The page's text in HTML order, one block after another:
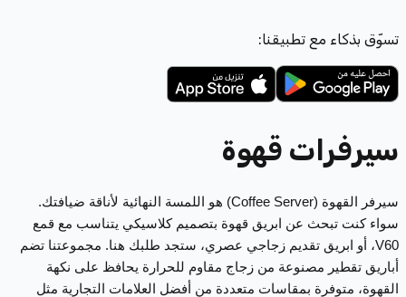
تسوّق بذكاء مع تطبيقنا:
سيرفرات قهوة
سيرفر القهوة (Coffee Server) هو اللمسة النهائية لأناقة ضيافتك.
سواء كنت تبحث عن ابريق قهوة بتصميم كلاسيكي يتناسب مع قمع
V60، أو ابريق تقديم زجاجي عصري، ستجد طلبك هنا. مجموعتنا تضم
أباريق تقطير مصنوعة من زجاج مقاوم للحرارة يحافظ على نكهة
القهوة، متوفرة بمقاسات متعددة من أفضل العلامات التجارية مثل